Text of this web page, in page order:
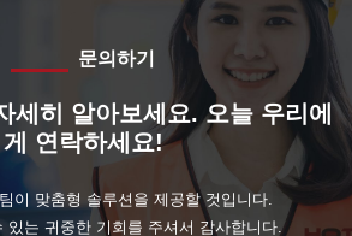
문의하기
세히 알아보세요. 오늘 우리에
게 연락하세요!
이 맞춤형 솔루션을 제공할 것입니다.
있는 귀중한 기회를 주셔서 감사합니다.